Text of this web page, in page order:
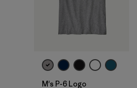
Eigenschaften
M's P-6 Logo